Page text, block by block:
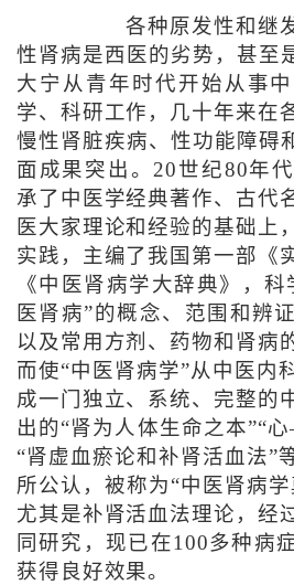
各种原发性和继发
性肾病是西医的劣势，甚至
大宁从青年时代开始从事
学、科研工作，几十年来在
慢性肾脏疾病、性功能障碍
面成果突出。20世纪80年
承了中医学经典著作、古代
医大家理论和经验的基础上
实践，主编了我国第一部《
《中医肾病学大辞典》，
医肾病”的概念、范围和辨
以及常用方剂、药物和肾病
而使“中医肾病学”从中医内
成一门独立、系统、完整的
出的“肾为人体生命之本”“
“肾虚血瘀论和补肾活血法”
所公认，被称为“中医肾病学
尤其是补肾活血法理论，经
同研究，现已在100多种病
获得良好效果。